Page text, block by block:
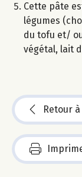
Cette pâte
légumes
du tofu et/
végétal, lait
Retour